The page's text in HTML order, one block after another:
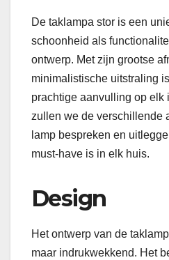
De taklampa stor is een
schoonheid als
ontwerp. Met zijn grootse
minimalistische uitstraling
prachtige aanvulling op elk
zullen we de verschillende
lamp bespreken en
must-have is in elk huis.
Design
Het ontwerp van de
maar indrukwekkend. Het